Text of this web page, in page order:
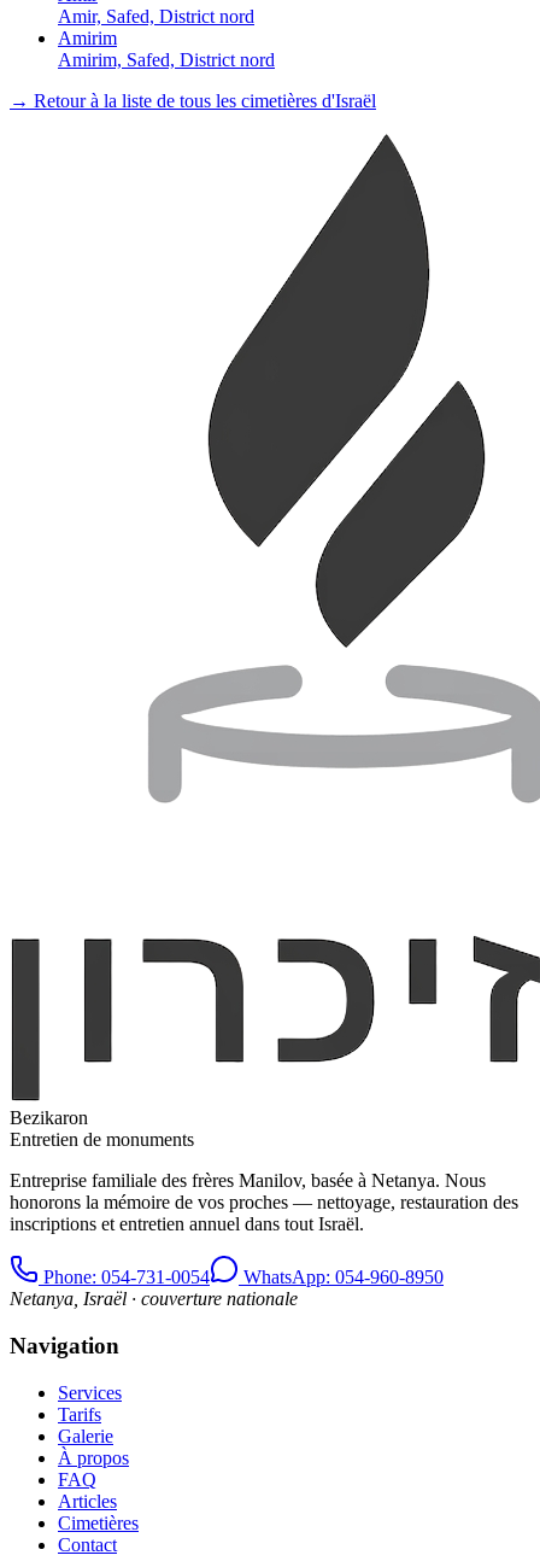
Amir, Safed, District nord
Amirim
Amirim, Safed, District nord
→ Retour à la liste de tous les cimetières d'Israël
Bezikaron
Entretien de monuments
Entreprise familiale des frères Manilov, basée à Netanya. Nous
honorons la mémoire de vos proches — nettoyage, restauration des
inscriptions et entretien annuel dans tout Israël.
Phone: 054-731-0054
WhatsApp: 054-960-8950
Netanya, Israël · couverture nationale
Navigation
Services
Tarifs
Galerie
À propos
FAQ
Articles
Cimetières
Contact